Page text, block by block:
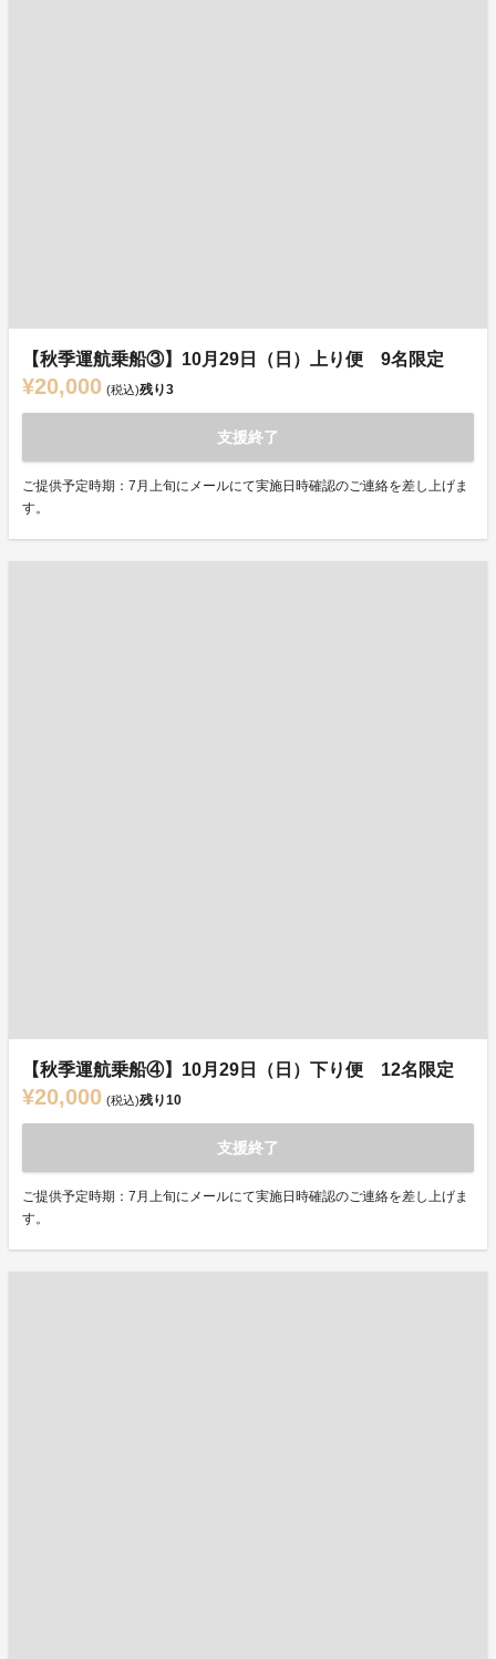
【秋季運航乗船③】10月29日（日）上り便 9名限定
¥20,000 (税込)残り3
支援終了
ご提供予定時期：7月上旬にメールにて実施日時確認のご連絡を差し上げま
す。
【秋季運航乗船④】10月29日（日）下り便 12名限定
¥20,000 (税込)残り10
支援終了
ご提供予定時期：7月上旬にメールにて実施日時確認のご連絡を差し上げま
す。